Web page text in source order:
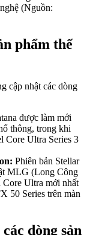
(Nguồn:
phẩm thế
cập nhật các dòng
được làm mới
thông, trong khi
Core Ultra Series 3
Phiên bản Stellar
MLG (Long Công
Ultra mới nhất
50 Series trên màn
dòng sản